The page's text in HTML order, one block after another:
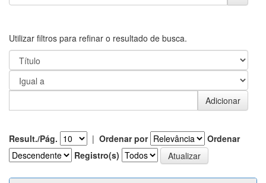
Utilizar filtros para refinar o resultado de busca.
Result./Pág. | Ordenar por
Ordenar
Registro(s)